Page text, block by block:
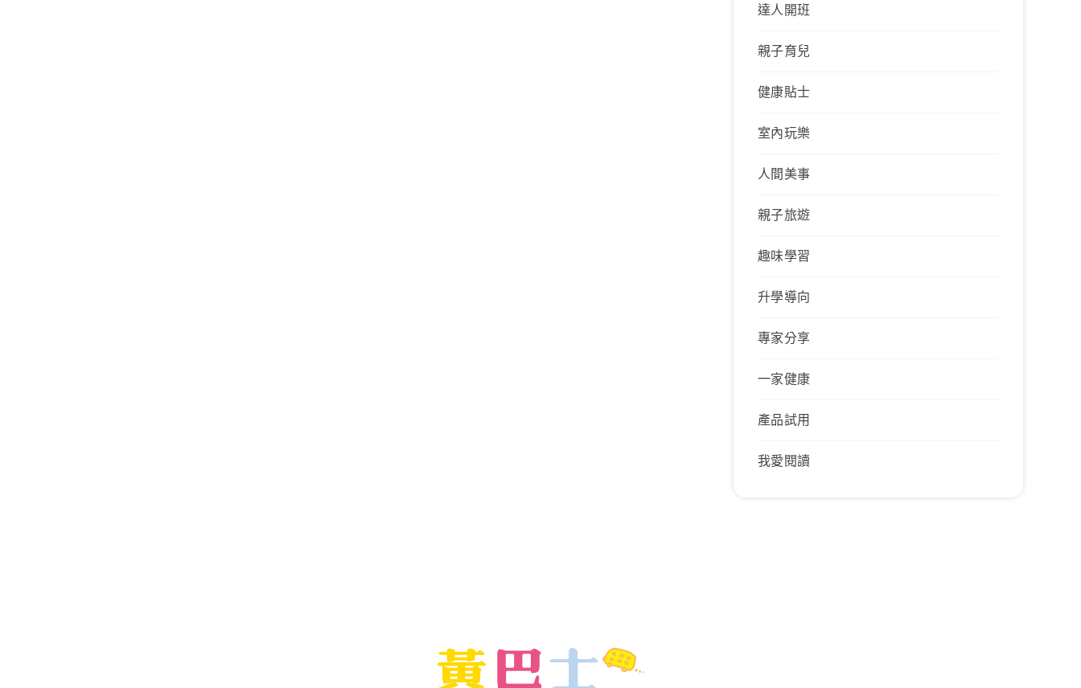
達人開班
親子育兒
健康貼士
室內玩樂
人間美事
親子旅遊
趣味學習
升學導向
專家分享
一家健康
產品試用
我愛閱讀